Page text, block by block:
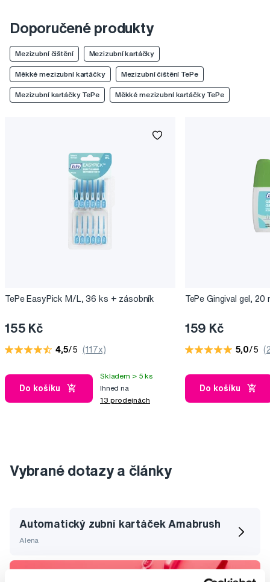
Doporučené produkty
Mezizubní čištění Mezizubní kartáčky
Měkké mezizubní kartáčky Mezizubní čištění TePe
Mezizubní kartáčky TePe Měkké mezizubní kartáčky TePe
TePe EasyPick M/L, 36 ks + zásobník
155 Kč
4,5/5 (117x)
Do košíku
Skladem > 5 ks
Ihned na
13 prodejnách
TePe Gingival gel, 20
159 Kč
5,0/5
Do košíku
Vybrané dotazy a články
Automatický zubní kartáček Amabrush
Alena